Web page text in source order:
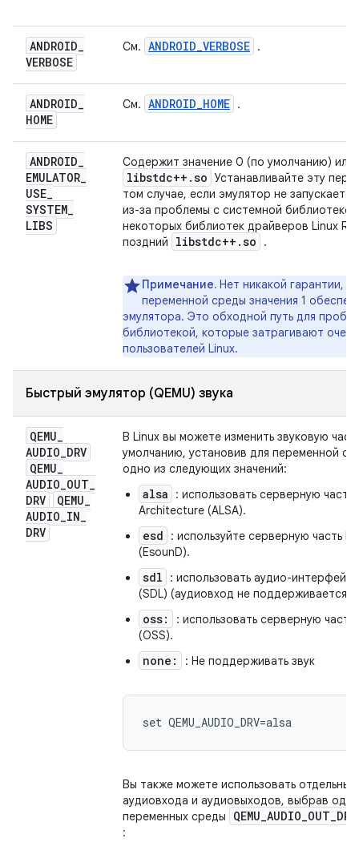
ANDROID_
VERBOSE
См. ANDROID_VERBOSE .
ANDROID_
HOME
См. ANDROID_HOME .
ANDROID_
EMULATOR_
USE_
SYSTEM_
LIBS
Содержит значение 0 (по умолчанию) или
libstdc++ .so Устанавливайте эту
том случае, если эмулятор не
из-за проблемы с системной
некоторых библиотек драйверов Linux
поздний
libstdc++ .so .
Примечание. Нет никакой гарантии,
переменной среды значения 1
эмулятора. Это обходной путь для
библиотекой, которые затрагивают
пользователей Linux.
Быстрый эмулятор (QEMU) звука
QEMU_
AUDIO_DRV
QEMU_
AUDIO_OUT_
DRV
QEMU_
AUDIO_IN_
DRV
В Linux вы можете изменить звуковую
умолчанию, установив для переменной
одно из следующих значений:
alsa
: использовать серверную
Architecture (ALSA).
esd
: используйте серверную часть
(EsounD).
sdl
: использовать аудио-интерфейс
(SDL) (аудиовход не поддерживается).
oss:
: использовать серверную
(OSS).
none: : Не поддерживать звук
Вы также можете использовать
аудиовхода и аудиовыходов, выбрав одно
переменных среды
QEMU_AUDIO_OUT_DRV
: